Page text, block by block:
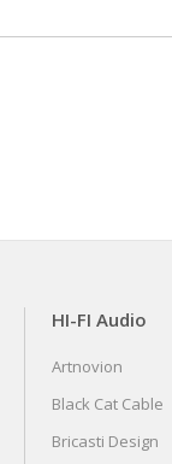
HI-FI Audio
Artnovion
Black Cat Cable
Bricasti Design